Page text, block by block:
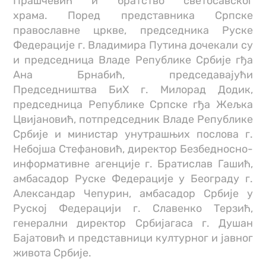
храма. Поред представника Српске
православне цркве, председника Руске
Федерације г. Владимира Путина дочекали су
и председница Владе Републике Србије гђа
Ана Брнабић, председавајући
Председништва БиХ г. Милорад Додик,
председница Републике Српске гђа Жељка
Цвијановић, потпредседник Владе Републике
Србије и министар унутрашњих послова г.
Небојша Стефановић, директор Безбедносно-
информативне агенције г. Братислав Гашић,
амбасадор Руске Федерације у Београду г.
Александар Чепурин, амбасадор Србије у
Руској Федерацији г. Славенко Терзић,
генерални директор Србијагаса г. Душан
Бајатовић и представници културног и јавног
живота Србије.